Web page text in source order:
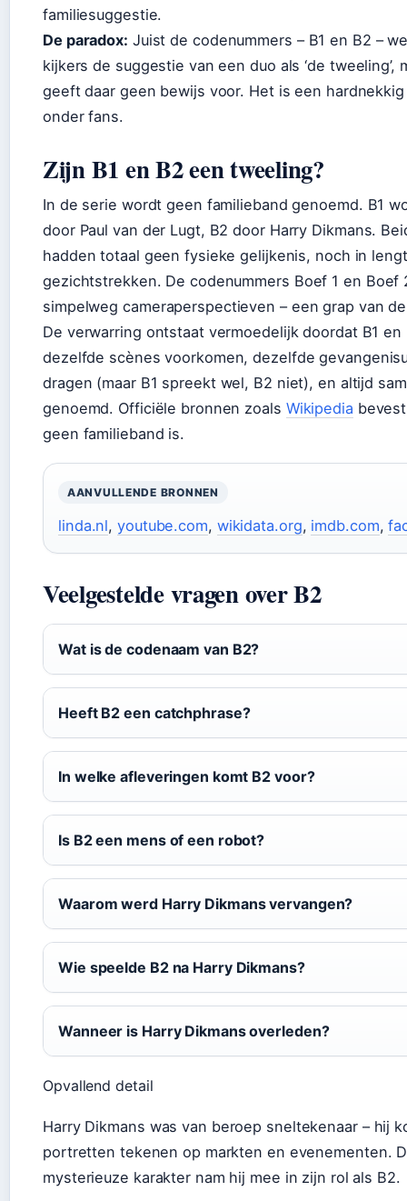
familiesuggestie.
De paradox: Juist de codenummers – B1 en B2 –
kijkers de suggestie van een duo als ‘de tweeling’,
geeft daar geen bewijs voor. Het is een
onder fans.
Zijn B1 en B2 een tweeling?
In de serie wordt geen familieband genoemd. B1
door Paul van der Lugt, B2 door Harry Dikmans.
hadden totaal geen fysieke gelijkenis, noch in
gezichtstrekken. De codenummers Boef 1 en Boef
simpelweg cameraperspectieven – een grap van
De verwarring ontstaat vermoedelijk doordat B1 en
dezelfde scènes voorkomen, dezelfde
dragen (maar B1 spreekt wel, B2 niet), en altijd
genoemd. Officiële bronnen zoals Wikipedia
geen familieband is.
AANVULLENDE BRONNEN
linda.nl,youtube.com, wikidata.org, imdb.com,
Veelgestelde vragen over B2
Wat is de codenaam van B2?
Heeft B2 een catchphrase?
In welke afleveringen komt B2 voor?
Is B2 een mens of een robot?
Waarom werd Harry Dikmans vervangen?
Wie speelde B2 na Harry Dikmans?
Wanneer is Harry Dikmans overleden?
Opvallend detail
Harry Dikmans was van beroep sneltekenaar – hij
portretten tekenen op markten en evenementen.
mysterieuze karakter nam hij mee in zijn rol als B2.